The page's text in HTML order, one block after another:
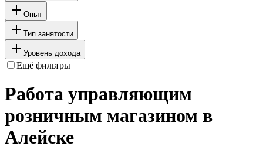
Опыт
Тип занятости
Уровень дохода
Ещё фильтры
Работа управляющим
розничным магазином в
Алейске